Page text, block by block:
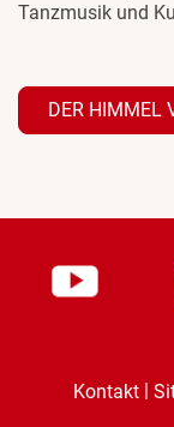
Tanzmusik und
DER HIMMEL
Kontakt